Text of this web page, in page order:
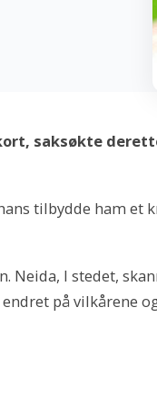
saksøkte
tilbydde ham et
Neida, I stedet,
på vilkårene